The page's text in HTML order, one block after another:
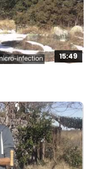
15:49
partageant
intérêt et
vous
les
de
du
contenu et des
offres